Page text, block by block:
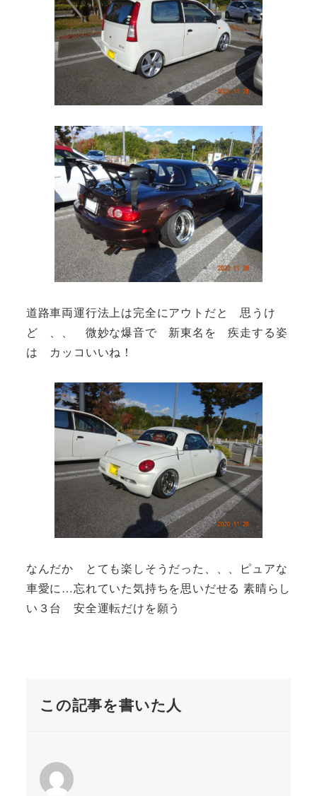
道路車両運行法上は完全にアウトだと 思うけ
ど 、、 微妙な爆音で 新東名を 疾走する姿
は カッコいいね！
なんだか とても楽しそうだった、、、ピュアな
車愛に…忘れていた気持ちを思いだせる 素晴らし
い３台 安全運転だけを願う
この記事を書いた人